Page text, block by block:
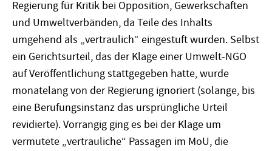
Regierung für Kritik bei Opposition, Gewerkschaften
und Umweltverbänden, da Teile des Inhalts
umgehend als „vertraulich“ eingestuft wurden. Selbst
ein Gerichtsurteil, das der Klage einer Umwelt-NGO
auf Veröffentlichung stattgegeben hatte, wurde
monatelang von der Regierung ignoriert (solange, bis
eine Berufungsinstanz das ursprüngliche Urteil
revidierte). Vorrangig ging es bei der Klage um
vermutete „vertrauliche“ Passagen im MoU, die